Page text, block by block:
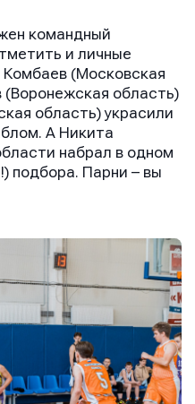
командный
и личные
Комбаев (Московская
область)
область) украсили
А Никита
набрал в одном
подбора. Парни – вы